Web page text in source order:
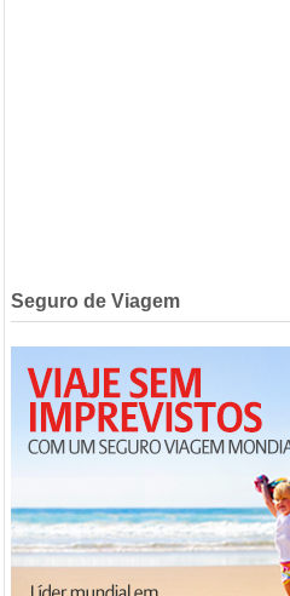
Seguro de Viagem